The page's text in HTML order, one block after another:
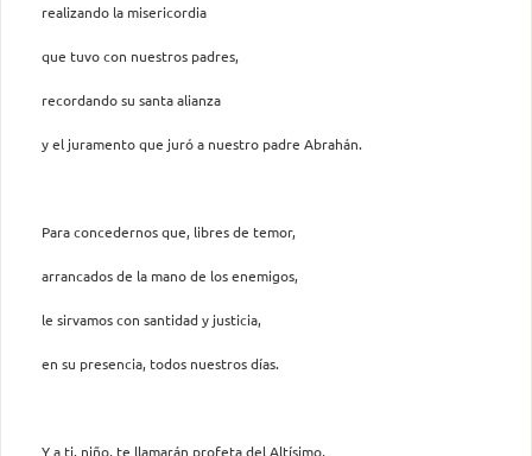
realizando la misericordia
que tuvo con nuestros padres,
recordando su santa alianza
y el juramento que juró a nuestro padre Abrahán.
Para concedernos que, libres de temor,
arrancados de la mano de los enemigos,
le sirvamos con santidad y justicia,
en su presencia, todos nuestros días.
Y a ti, niño, te llamarán profeta del Altísimo,